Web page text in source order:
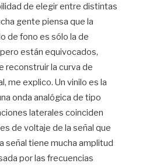
de elegir entre distintas
gente piensa que la
de fono es sólo la de
están equivocados,
reconstruir la curva de
me explico. Un vinilo es la
onda analógica de tipo
laterales coinciden
de voltaje de la señal que
señal tiene mucha amplitud
por las frecuencias